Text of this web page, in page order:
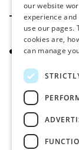
our website
experience
use our pages.
cookies are,
can manage